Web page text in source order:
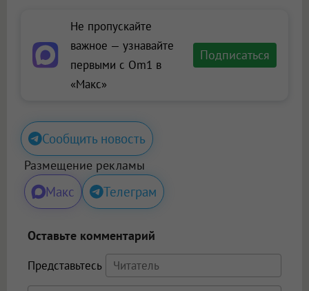
Не пропускайте
важное — узнавайте
первыми с Om1 в
«Макс»
Подписаться
Сообщить новость
Размещение рекламы
Макс Телеграм
Оставьте комментарий
Представьтесь